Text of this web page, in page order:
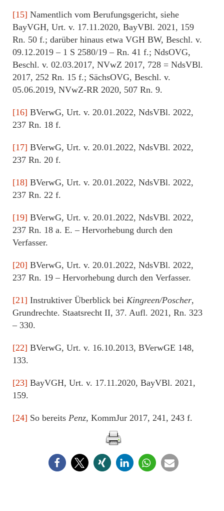
[15] Namentlich vom Berufungsgericht, siehe
BayVGH, Urt. v. 17.11.2020, BayVBl. 2021, 159
Rn. 50 f.; darüber hinaus etwa VGH BW, Beschl. v.
09.12.2019 – 1 S 2580/19 – Rn. 41 f.; NdsOVG,
Beschl. v. 02.03.2017, NVwZ 2017, 728 = NdsVBl.
2017, 252 Rn. 15 f.; SächsOVG, Beschl. v.
05.06.2019, NVwZ-RR 2020, 507 Rn. 9.
[16] BVerwG, Urt. v. 20.01.2022, NdsVBl. 2022,
237 Rn. 18 f.
[17] BVerwG, Urt. v. 20.01.2022, NdsVBl. 2022,
237 Rn. 20 f.
[18] BVerwG, Urt. v. 20.01.2022, NdsVBl. 2022,
237 Rn. 22 f.
[19] BVerwG, Urt. v. 20.01.2022, NdsVBl. 2022,
237 Rn. 18 a. E. – Hervorhebung durch den
Verfasser.
[20] BVerwG, Urt. v. 20.01.2022, NdsVBl. 2022,
237 Rn. 19 – Hervorhebung durch den Verfasser.
[21] Instruktiver Überblick bei Kingreen/Poscher,
Grundrechte. Staatsrecht II, 37. Aufl. 2021, Rn. 323
– 330.
[22] BVerwG, Urt. v. 16.10.2013, BVerwGE 148,
133.
[23] BayVGH, Urt. v. 17.11.2020, BayVBl. 2021,
159.
[24] So bereits Penz, KommJur 2017, 241, 243 f.